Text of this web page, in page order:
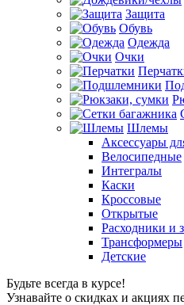
Защита
Обувь
Одежда
Очки
Шлемы
Аксессуары
Велосипедные
Интегралы
Каски
Кроссовые
Открытые
Расходники и
Трансформеры
Детские
Будьте всегда в курсе!
Узнавайте о скидках и акциях